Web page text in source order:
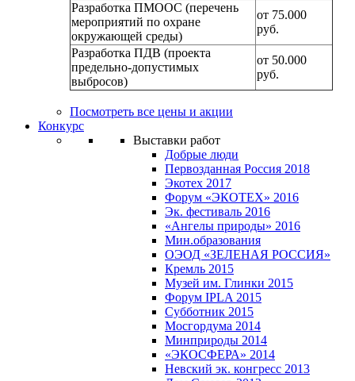
Разработка ПМООС (перечень
мероприятий по охране
окружающей среды)
от 75.000
руб.
Разработка ПДВ (проекта
предельно-допустимых
выбросов)
от 50.000
руб.
Посмотреть все цены и акции
Конкурс
Выставки работ
Добрые люди
Первозданная Россия 2018
Экотех 2017
Форум «ЭКОТЕХ» 2016
Эк. фестиваль 2016
«Ангелы природы» 2016
Мин.образования
ОЭОД «ЗЕЛЕНАЯ РОССИЯ»
Кремль 2015
Музей им. Глинки 2015
Форум IPLA 2015
Субботник 2015
Мосгордума 2014
Минприроды 2014
«ЭКОСФЕРА» 2014
Невский эк. конгресс 2013